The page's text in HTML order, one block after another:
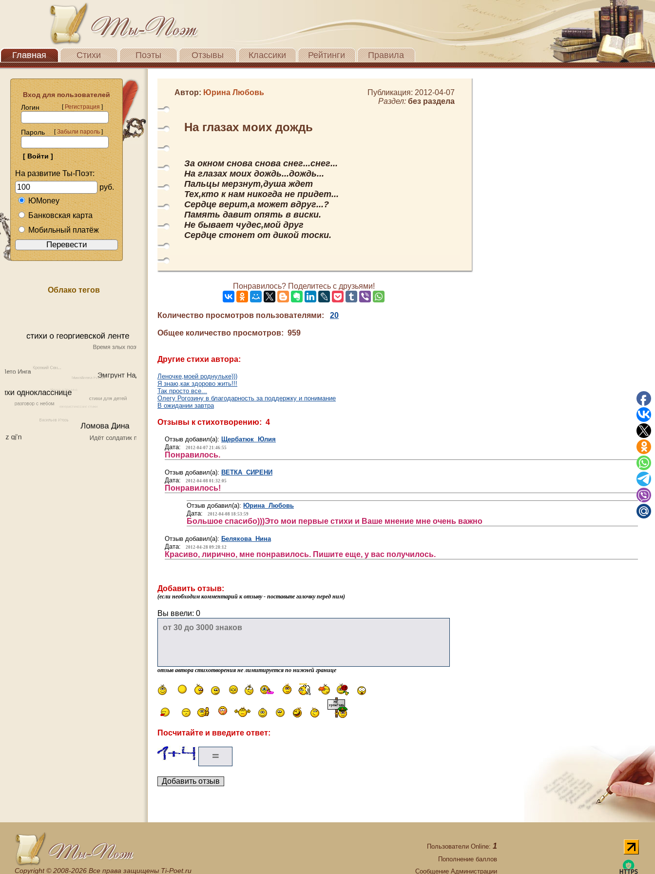
Главная Стихи Поэты Отзывы Классики Рейтинги Правила
Вход для пользователей
Логин
[Регистрация]
Пароль [Забыли пароль]
На развитие Ты-Поэт:
руб.
ЮMoney
Банковская карта
Мобильный платёж
Облако тегов
Автор: Юрина Любовь
Публикация: 2012-04-07
Раздел: без раздела
На глазах моих дождь
За окном снова снова снег...снег...
На глазах моих дождь...дождь...
Пальцы мерзнут,душа ждет
Тех,кто к нам никогда не придет...
Сердце верит,а может вдруг...?
Память давит опять в виски.
Не бывает чудес,мой друг
Сердце стонет от дикой тоски.
Понравилось? Поделитесь с друзьями!
Количество просмотров пользователями: 20
Общее количество просмотров: 959
Другие стихи автора:
Леночке,моей роднульке)))
Я знаю,как здорово жить!!!
Так просто все...
Олегу Рогозину в благодарность за поддержку и понимание
В ожидании завтра
Отзывы к стихотворению: 4
Отзыв добавил(а): Щербатюк Юлия
Дата:
2012-04-07 21:46:55
Понравилось.
Отзыв добавил(а): ВЕТКА СИРЕНИ
Дата:
2012-04-08 01:32:05
Понравилось!
Отзыв добавил(а): Юрина Любовь
Дата:
2012-04-08 18:53:59
Большое спасибо)))Это мои первые стихи и Ваше мнение мне очень важно
Отзыв добавил(а): Белякова Нина
Дата:
2012-04-28 09:28:12
Красиво, лирично, мне понравилось. Пишите еще, у вас получилось.
Добавить отзыв:
(если необходим комментарий к отзыву - поставьте галочку перед ним)
Вы ввели: 0
отзыв автора стихотворения не лимитируется по нижней границе
Посчитайте и введите ответ:
Сopyright © 2008-2026 Все права защищены Ti-Poet.ru
Пользователи Online: 1
Пополнение баллов
Сообщение Администрации